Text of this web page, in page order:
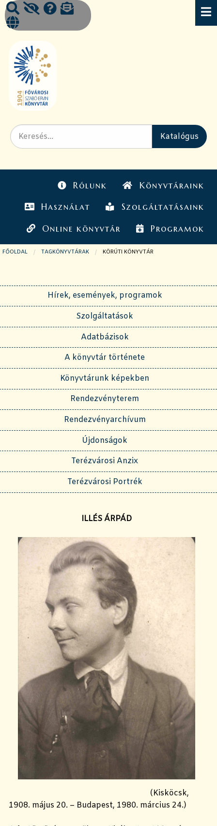
Rólunk Könyvtáraink
Használat Szolgáltatásaink
Online könyvtár Programok
FŐOLDAL TAGKÖNYVTÁRAK JELENLEGI OLDAL:
KÖRÚTI KÖNYVTÁR
Hírek, események, programok
Szolgáltatások
Adatbázisok
A könyvtár története
Könyvtárunk képekben
Rendezvényterem
Rendezvényarchívum
Újdonságok
Terézvárosi Anzix
Terézvárosi Portrék
ILLÉS ÁRPÁD
(Kisköcsk,
1908. május 20. – Budapest, 1980. március 24.)